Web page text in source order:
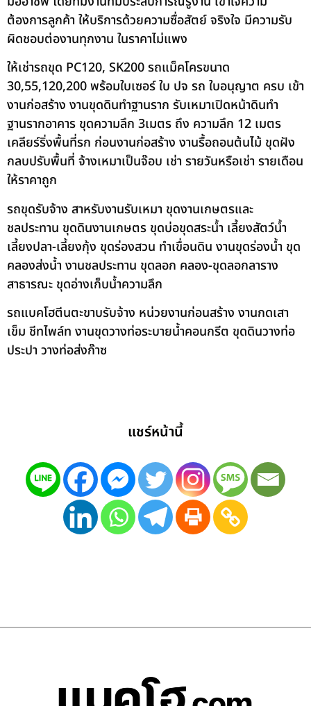
ต้องการลูกค้า ให้บริการด้วยความซื่อสัตย์ จริงใจ มีความรับ
ผิดชอบต่องานทุกงาน ในราคาไม่แพง
ให้เช่ารถขุด PC120, SK200 รถแม็คโครขนาด
30,55,120,200 พร้อมใบเซอร์ ใบ ปจ รถ ใบอนุญาต ครบ เข้า
งานก่อสร้าง งานขุดดินทำฐานราก รับเหมาเปิดหน้าดินทำ
ฐานรากอาคาร ขุดความลึก 3เมตร ถึง ความลึก 12 เมตร
เคลียร์ริ่งพื้นที่รก ก่อนงานก่อสร้าง งานรื้อถอนต้นไม้ ขุดฝัง
กลบปรับพื้นที่ จ้างเหมาเป็นจ๊อบ เช่า รายวันหรือเช่า รายเดือน
ให้ราคาถูก
รถขุดรับจ้าง สาหรับงานรับเหมา ขุดงานเกษตรและ
ชลประทาน ขุดดินงานเกษตร ขุดบ่อขุดสระน้ำ เลี้ยงสัตว์น้ำ
เลี้ยงปลา-เลี้ยงกุ้ง ขุดร่องสวน ทำเขื่อนดิน งานขุดร่องน้ำ ขุด
คลองส่งน้ำ งานชลประทาน ขุดลอก คลอง-ขุดลอกลาราง
สาธารณะ ขุดอ่างเก็บน้ำความลึก
รถแบคโฮตีนตะขาบรับจ้าง หน่วยงานก่อนสร้าง งานกดเสา
เข็ม ชีทไพล์ท งานขุดวางท่อระบายน้ำคอนกรีต ขุดดินวางท่อ
ประปา วางท่อส่งก๊าซ
แชร์หน้านี้